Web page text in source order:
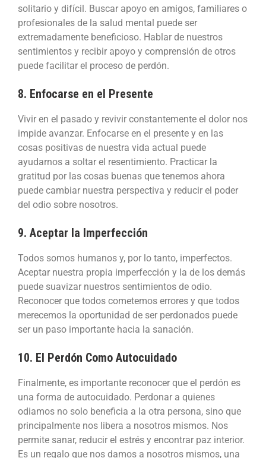
solitario y difícil. Buscar apoyo en amigos, familiares o
profesionales de la salud mental puede ser
extremadamente beneficioso. Hablar de nuestros
sentimientos y recibir apoyo y comprensión de otros
puede facilitar el proceso de perdón.
8. Enfocarse en el Presente
Vivir en el pasado y revivir constantemente el dolor nos
impide avanzar. Enfocarse en el presente y en las
cosas positivas de nuestra vida actual puede
ayudarnos a soltar el resentimiento. Practicar la
gratitud por las cosas buenas que tenemos ahora
puede cambiar nuestra perspectiva y reducir el poder
del odio sobre nosotros.
9. Aceptar la Imperfección
Todos somos humanos y, por lo tanto, imperfectos.
Aceptar nuestra propia imperfección y la de los demás
puede suavizar nuestros sentimientos de odio.
Reconocer que todos cometemos errores y que todos
merecemos la oportunidad de ser perdonados puede
ser un paso importante hacia la sanación.
10. El Perdón Como Autocuidado
Finalmente, es importante reconocer que el perdón es
una forma de autocuidado. Perdonar a quienes
odiamos no solo beneficia a la otra persona, sino que
principalmente nos libera a nosotros mismos. Nos
permite sanar, reducir el estrés y encontrar paz interior.
Es un regalo que nos damos a nosotros mismos, una